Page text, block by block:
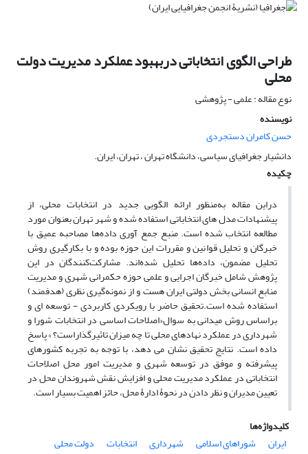
طراحی الگوی انتخاباتی دربهبود عملکرد مدیریت دولت
محلی
نوع مقاله : علمی - پژوهشی
نویسنده
حسن کامران دستجردی
دانشیار جغرافیای سیاسی، دانشگاه تهران ، تهران، ایران.
چکیده
دراین مقاله به‌منظور ارائه الگویی جدید در انتخابات محلی، از
پیشنهادات مدل های انتخاباتی استفاده شده و شهر تهران بعنوان مورد
مطالعه انتخاب شده‌ است. منبع جمع آوری داده‌ها مصاحبه عمیق با
خبرگان و تحلیل قوانین و مقررات این حوزه بوده و با بکارگیری روش
تحلیل مضمون، داده‌ها تحلیل شده‌اند. مشارکت‌کنندگان در این
پژوهش شامل خبرگان اجرایی و علمی حوزه حکمرانی شهری و مدیریت
منابع انسانی بخش دولتی ایران هست و از نمونه‌گیری نظری (هدفمند)
استفاده شده است.تحقیق حاضر با رویکردی کاربردی - توسعه ای و
براساس روش میدانی به سوال«اصلاحات اساسی در انتخابات شورا و
شهرداری در عملکرد نهادهای محلی تا چه میزان تاثیرگذاراست؟ » پاسخ
داده است. نتایج تحقیق نشان می دهد، با توجه به تجربه کشورهای
پیشرفته و موفق در توسعه شهری و مدیریت امور محل اصلاحات
انتخاباتی در عملکرد مدیریت محلی و افزایش نقش شهروندان محل در
تعیین مدیران و نظر دادن در نحوۀ ادارۀ محل، حائز اهمیت بسیار است.
کلیدواژه‌ها
ایران
شوراهای اسلامی شهرداری انتخابات
دولت محلی